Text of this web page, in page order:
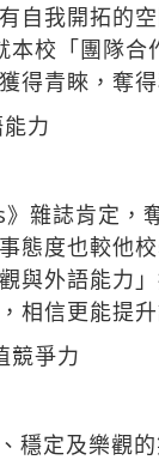
自我開拓的
校「團隊
得青睞，奪
力
雜誌肯定，
態度也較他
與外語能力
相信更能提
競爭力
穩定及樂觀